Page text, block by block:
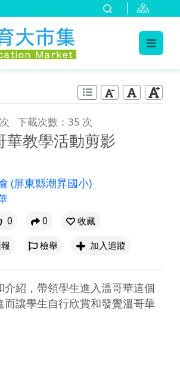
下載次數：35 次
華教學活動剪影
(屏東縣潮昇國小)
0 0
收藏
檢舉 加入追蹤
介紹，帶領學生進入溫哥華這個
而讓學生自行欣賞和發覺溫哥華